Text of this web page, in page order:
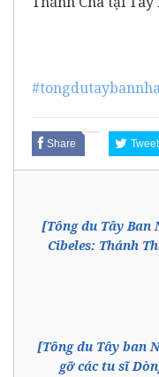
Share Tweet
[Tông du Tây
Cibeles: Thánh
[Tông du Tây ban
gỡ các tu sĩ